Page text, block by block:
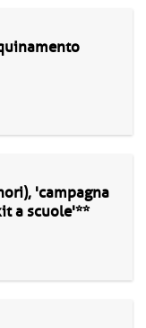
'campagna
a scuole'**